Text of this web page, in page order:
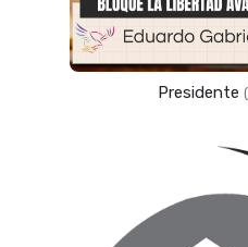
Presidente